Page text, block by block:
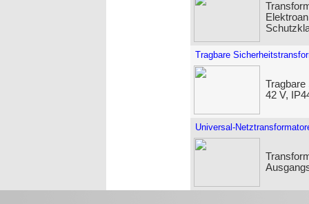
Tragbare
Tragbare
42 V,
Universal-